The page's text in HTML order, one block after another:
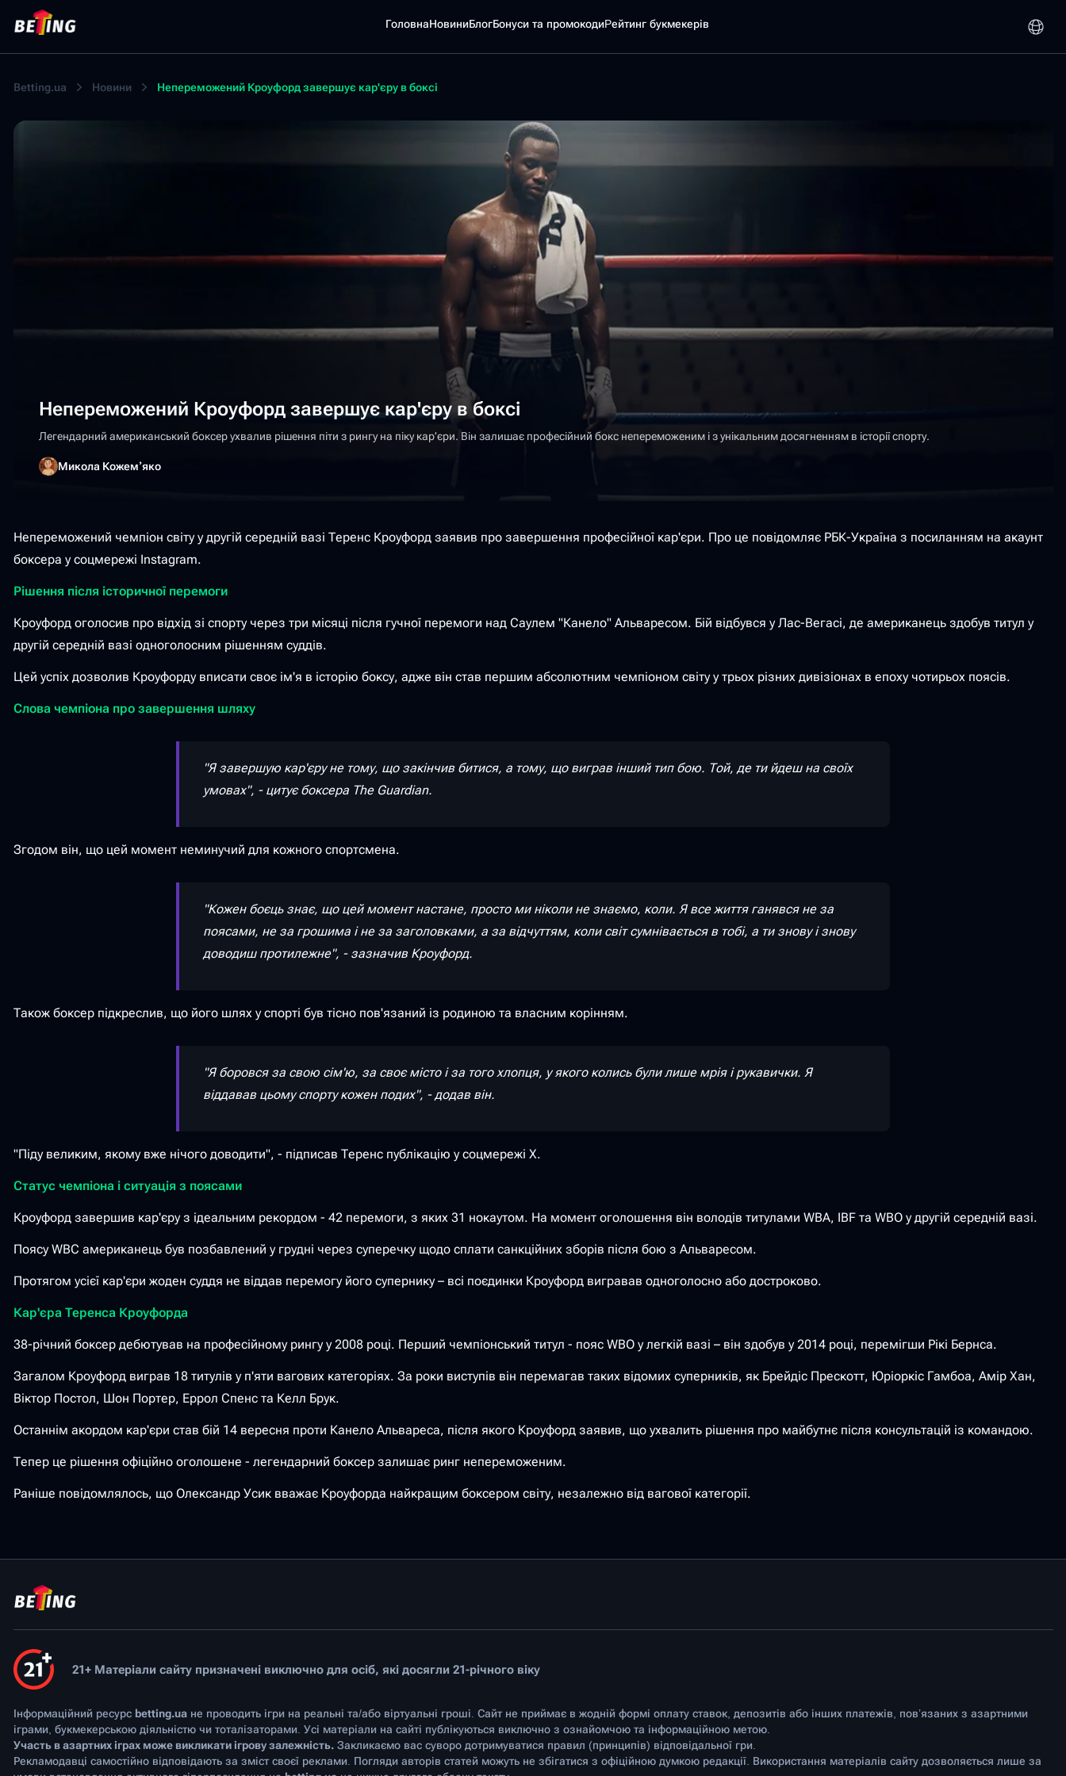
ГоловнаНовиниБлогБонуси та промокодиPейтинг букмекерів
Betting.ua Новини Непереможений Кроуфорд завершує кар'єру в боксі
Непереможений Кроуфорд завершує кар'єру в боксі
Легендарний американський боксер ухвалив рішення піти з рингу на піку кар’єри. Він залишає професійний бокс непереможеним і з унікальним досягненням в історії спорту.
Микола Кожемʼяко
Непереможений чемпіон світу у другій середній вазі Теренс Кроуфорд заявив про завершення професійної кар'єри. Про це повідомляє РБК-Україна з посиланням на акаунт
боксера у соцмережі Instagram.
Рішення після історичної перемоги
Кроуфорд оголосив про відхід зі спорту через три місяці після гучної перемоги над Саулем "Канело" Альваресом. Бій відбувся у Лас-Вегасі, де американець здобув титул у
другій середній вазі одноголосним рішенням суддів.
Цей успіх дозволив Кроуфорду вписати своє ім'я в історію боксу, адже він став першим абсолютним чемпіоном світу у трьох різних дивізіонах в епоху чотирьох поясів.
Слова чемпіона про завершення шляху
"Я завершую кар'єру не тому, що закінчив битися, а тому, що виграв інший тип бою. Той, де ти йдеш на своїх
умовах", - цитує боксера The Guardian.
Згодом він, що цей момент неминучий для кожного спортсмена.
"Кожен боєць знає, що цей момент настане, просто ми ніколи не знаємо, коли. Я все життя ганявся не за
поясами, не за грошима і не за заголовками, а за відчуттям, коли світ сумнівається в тобі, а ти знову і знову
доводиш протилежне", - зазначив Кроуфорд.
Також боксер підкреслив, що його шлях у спорті був тісно пов'язаний із родиною та власним корінням.
"Я боровся за свою сім'ю, за своє місто і за того хлопця, у якого колись були лише мрія і рукавички. Я
віддавав цьому спорту кожен подих", - додав він.
"Піду великим, якому вже нічого доводити", - підписав Теренс публікацію у соцмережі Х.
Статус чемпіона і ситуація з поясами
Кроуфорд завершив кар'єру з ідеальним рекордом - 42 перемоги, з яких 31 нокаутом. На момент оголошення він володів титулами WBA, IBF та WBO у другій середній вазі.
Поясу WBC американець був позбавлений у грудні через суперечку щодо сплати санкційних зборів після бою з Альваресом.
Протягом усієї кар'єри жоден суддя не віддав перемогу його супернику – всі поєдинки Кроуфорд вигравав одноголосно або достроково.
Кар'єра Теренса Кроуфорда
38-річний боксер дебютував на професійному рингу у 2008 році. Перший чемпіонський титул - пояс WBO у легкій вазі – він здобув у 2014 році, перемігши Рікі Бернса.
Загалом Кроуфорд виграв 18 титулів у п'яти вагових категоріях. За роки виступів він перемагав таких відомих суперників, як Брейдіс Прескотт, Юріоркіс Гамбоа, Амір Хан,
Віктор Постол, Шон Портер, Еррол Спенс та Келл Брук.
Останнім акордом кар'єри став бій 14 вересня проти Канело Альвареса, після якого Кроуфорд заявив, що ухвалить рішення про майбутнє після консультацій із командою.
Тепер це рішення офіційно оголошене - легендарний боксер залишає ринг непереможеним.
Раніше повідомлялось, що Олександр Усик вважає Кроуфорда найкращим боксером світу, незалежно від вагової категорії.
21+ Матеріали сайту призначені виключно для осіб, які досягли 21-річного віку
Інформаційний ресурс betting.uaне проводить ігри на реальні та/або віртуальні гроші. Сайт не приймає в жодній формі оплату ставок, депозитів або інших платежів, пов’язаних з азартними
іграми, букмекерською діяльністю чи тоталізаторами. Усі матеріали на сайті публікуються виключно з ознайомчою та інформаційною метою.
Участь в азартних іграх може викликати ігрову залежність.Закликаємо вас суворо дотримуватися правил (принципів) відповідальної гри.
Рекламодавці самостійно відповідають за зміст своєї реклами. Погляди авторів статей можуть не збігатися з офіційною думкою редакції. Використання матеріалів сайту дозволяється лише за